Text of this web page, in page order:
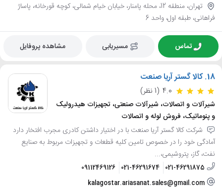
تهران، منطقه 12، محله پامنار، خیابان خیام شمالی، کوچه قورخانه، پاساژ
فراهانی، طبقه اول، واحد 6
تماس مسیریابی مشاهده پروفایل
18. کالا گستر آریا صنعت
4.0 (1 نظر)
شیرآلات و اتصالات، شیرآلات صنعتی، تجهیزات هیدرولیک
و پنوماتیک، فروش لوله و اتصالات
شرکت کالا گستر آریا صنعت با در اختیار داشتن کادری مجرب افتخار دارد
آمادگی خود را در خصوص تامین کلیه قطعات و تجهیزات مربوط به صنایع
نفت، گاز، پتروشیمی،...
021-46291875
021-46291674
09112469126
kalagostar.ariasanat.sales@gmail.com